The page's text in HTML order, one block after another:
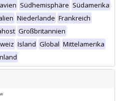
Südhemisphäre Südamerika
Niederlande Frankreich
Großbritannien
Island Global Mittelamerika